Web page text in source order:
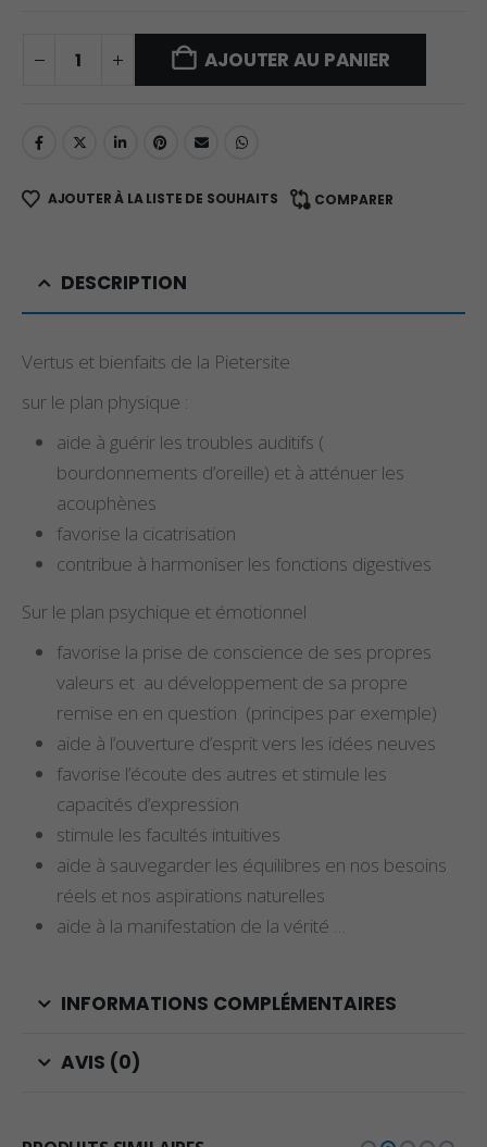
AJOUTER AU PANIER
AJOUTER À LA LISTE DE SOUHAITS COMPARER
DESCRIPTION
Vertus et bienfaits de la Pietersite
sur le plan physique :
aide à guérir les troubles auditifs (
bourdonnements d’oreille) et à atténuer les
acouphènes
favorise la cicatrisation
contribue à harmoniser les fonctions digestives
Sur le plan psychique et émotionnel
favorise la prise de conscience de ses propres
valeurs et au développement de sa propre
remise en en question (principes par exemple)
aide à l’ouverture d’esprit vers les idées neuves
favorise l’écoute des autres et stimule les
capacités d’expression
stimule les facultés intuitives
aide à sauvegarder les équilibres en nos besoins
réels et nos aspirations naturelles
aide à la manifestation de la vérité …
INFORMATIONS COMPLÉMENTAIRES
AVIS (0)